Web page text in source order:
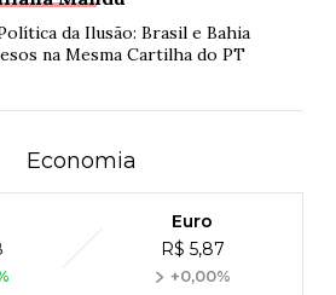
da Ilusão: Brasil e Bahia
na Mesma Cartilha do PT
Economia
Euro
R$ 5,87
+0,00%